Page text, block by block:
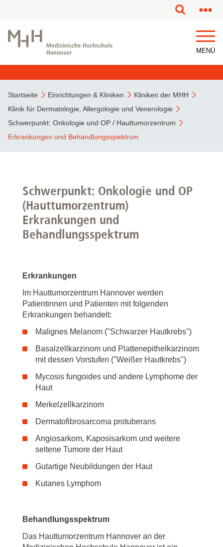
MENÜ
Startseite Einrichtungen & Kliniken
Kliniken der MHH
Klinik für Dermatologie, Allergologie und Venerologie
Schwerpunkt: Onkologie und OP / Hauttumorzentrum
Erkrankungen und Behandlungsspektrum
Schwerpunkt: Onkologie und OP
(Hauttumorzentrum)
Erkrankungen und
Behandlungsspektrum
Erkrankungen
Im Hauttumorzentrum Hannover werden
Patientinnen und Patienten mit folgenden
Erkrankungen behandelt:
Malignes Melanom ("Schwarzer Hautkrebs")
Basalzellkarzinom und Plattenepithelkarzinom
mit dessen Vorstufen ("Weißer Hautkrebs")
Mycosis fungoides und andere Lymphome der
Haut
Merkelzellkarzinom
Dermatofibrosarcoma protuberans
Angiosarkom, Kaposisarkom und weitere
seltene Tumore der Haut
Gutartige Neubildungen der Haut
Kutanes Lymphom
Behandlungsspektrum
Das Hauttumorzentrum Hannover an der